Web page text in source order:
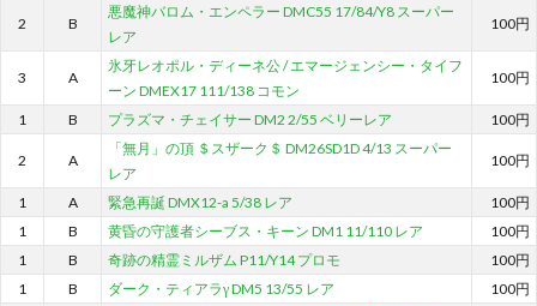
2 B
悪魔神バロム・エンペラー DMC55 17/84/Y8 スーパー
レア
100円
3 A
氷牙レオポル・ディーネ公 / エマージェンシー・タイフ
ーン DMEX17 111/138 コモン
100円
1 B プラズマ・チェイサー DM2 2/55 ベリーレア 100円
2 A
「無月」の頂 ＄スザーク＄ DM26SD1D 4/13 スーパー
レア
100円
1 A 緊急再誕 DMX12-a 5/38 レア
100円
1
B 黄昏の守護者シーブス・キーン DM1 11/110 レア
100円
1
B 奇跡の精霊ミルザム P11/Y14 プロモ
100円
1
B ダーク・ティアラγ DM5 13/55 レア 100円